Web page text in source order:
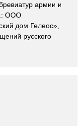
армии и
ООО
дом Гелеос»,
русского